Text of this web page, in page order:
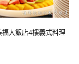
大飯店4樓義式料理